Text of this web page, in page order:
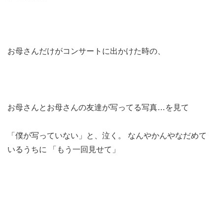
お母さんだけがコンサートに出かけた時の、
お母さんとお母さんの友達が写ってる写真…を見て
「僕が写っていない」と、泣く。 なんやかんやなだめて
いるうちに 「もう一回見せて」